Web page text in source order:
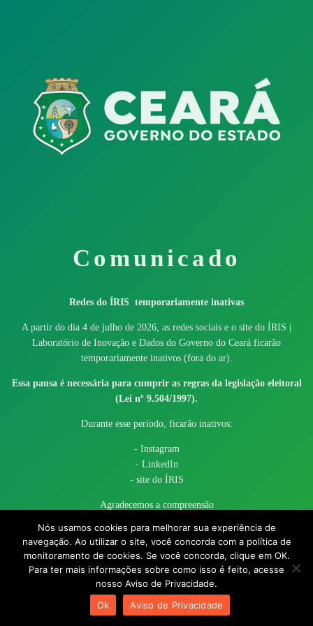
Comunicado
Redes do ÍRIS temporariamente inativas
A partir do dia 4 de julho de 2026, as redes sociais e o site do ÍRIS |
Laboratório de Inovação e Dados do Governo do Ceará ficarão
temporariamente inativos (fora do ar).
Essa pausa é necessária para cumprir as regras da legislação eleitoral
(Lei nº 9.504/1997).
Durante esse período, ficarão inativos:
- Instagram
- LinkedIn
- site do ÍRIS
Agradecemos a compreensão
© 2017 - 2026 – Governo do Estado do Ceará todos os direitos
reservados
Nós usamos cookies para melhorar sua experiência de
navegação. Ao utilizar o site, você concorda com a política de
monitoramento de cookies. Se você concorda, clique em OK.
Para ter mais informações sobre como isso é feito, acesse
nosso Aviso de Privacidade.
Ok
Aviso de Privacidade